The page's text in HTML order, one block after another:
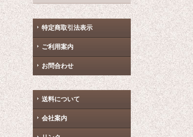
特定商取引法表示
ご利用案内
お問合わせ
送料について
会社案内